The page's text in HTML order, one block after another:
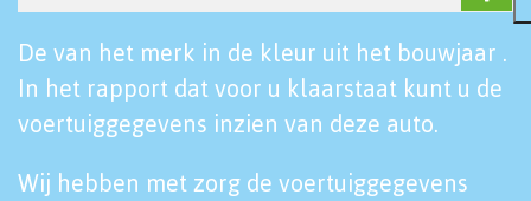
De van het merk in de kleur uit het bouwjaar .
In het rapport dat voor u klaarstaat kunt u de
voertuiggegevens inzien van deze auto.
Wij hebben met zorg de voertuiggegevens